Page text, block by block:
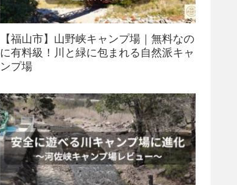
【福山市】山野峡キャンプ場｜無料なの
に有料級！川と緑に包まれる自然派キャ
ンプ場